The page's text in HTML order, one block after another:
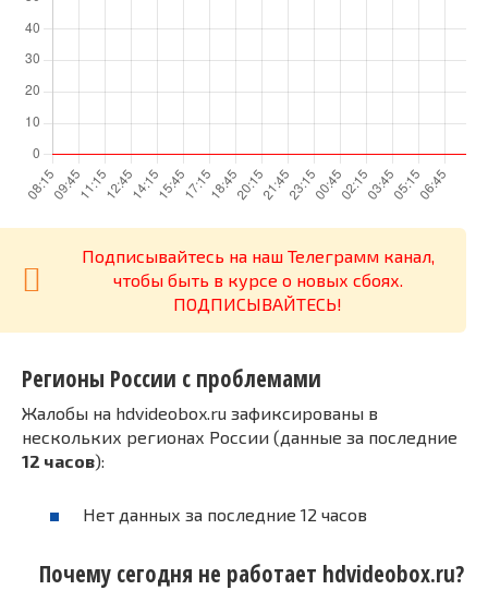
Подписывайтесь на наш Телеграмм канал,
чтобы быть в курсе о новых сбоях.
ПОДПИСЫВАЙТЕСЬ!
Регионы России с проблемами
Жалобы на hdvideobox.ru зафиксированы в
нескольких регионах России (данные за последние
12 часов):
Нет данных за последние 12 часов
Почему сегодня не работает hdvideobox.ru?